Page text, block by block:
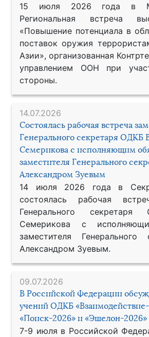
15 июля 2026 года в
Региональная встреча
«Повышение потенциала в
поставок оружия
Азии», организованная
управлением ООН при
стороны.
14.07.2026
Состоялась рабочая встреча
Генерального секретаря ОДКБ
Семерикова с исполняющим
заместителя Генерального
Александром Зуевым
14 июля 2026 года в
состоялась рабочая
Генерального
Семерикова с
заместителя
Александром Зуевым.
09.07.2026
В Российской Федерации
учений ОДКБ
«Поиск-2026» и «Эшелон-2026»
7-9 июля в Российской